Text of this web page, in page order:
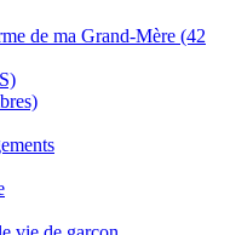
de ma Grand-Mère (42